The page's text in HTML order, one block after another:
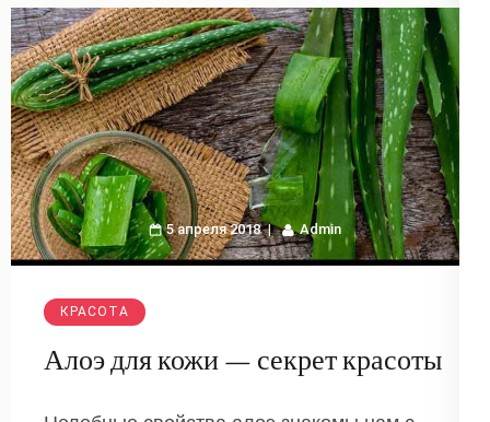
5 апреля 2018 Admin
КРАСОТА
Алоэ для кожи — секрет красоты